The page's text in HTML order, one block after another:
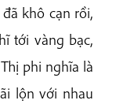
khô cạn rồi,
tới vàng bạc,
phi nghĩa là
lộn với nhau